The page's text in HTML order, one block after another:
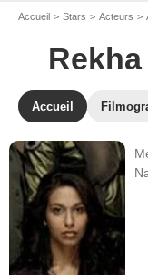
Accueil Stars Acteurs
Accueil